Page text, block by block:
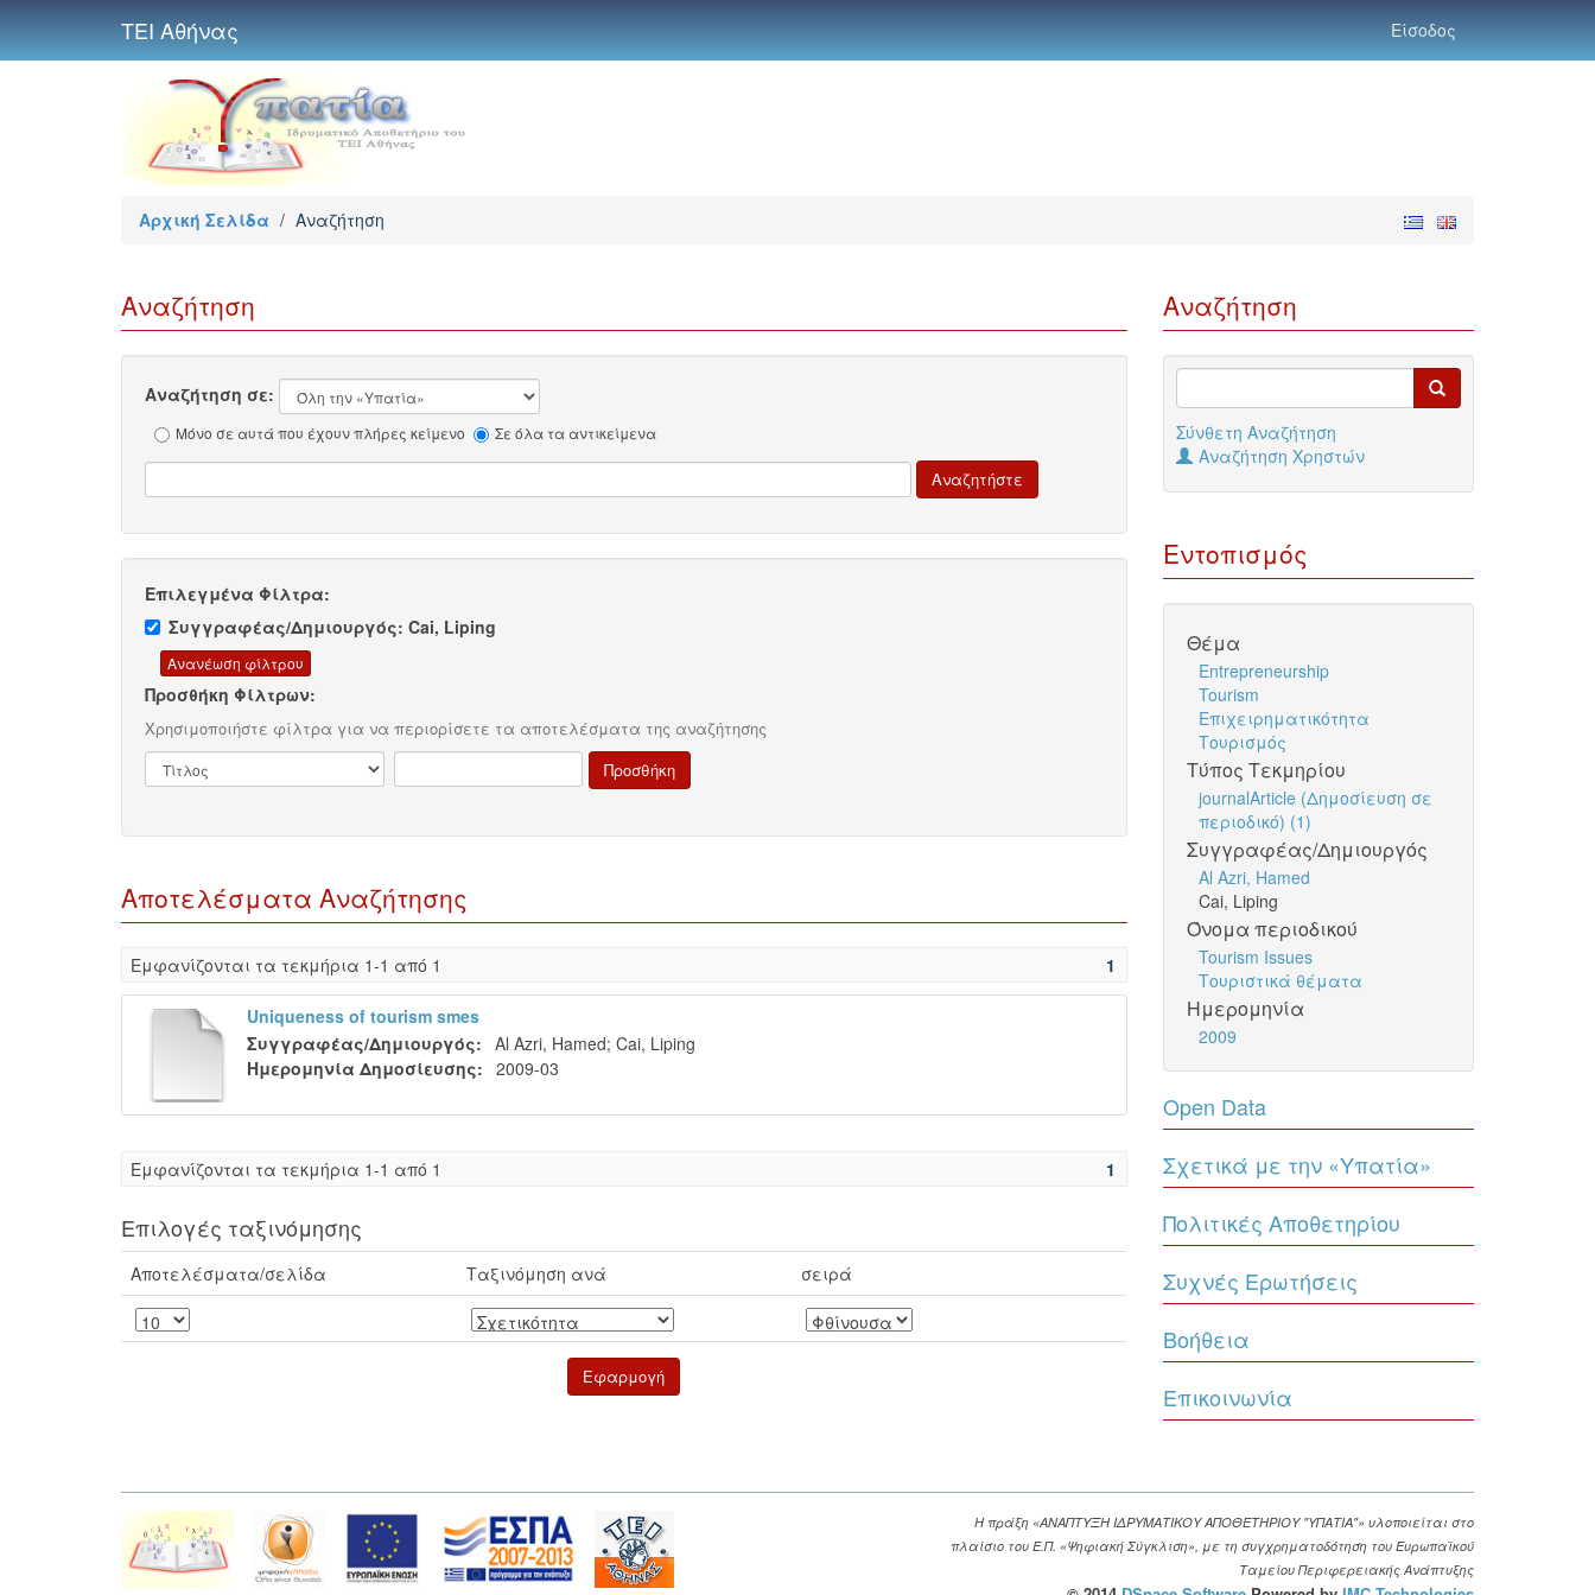
ΤΕΙ Αθήνας Είσοδος
Αρχική Σελίδα / Αναζήτηση
Αναζήτηση
Αναζήτηση σε:
Μόνο σε αυτά που έχουν πλήρες κείμενο Σε όλα τα αντικείμενα
Επιλεγμένα Φίλτρα:
Συγγραφέας/Δημιουργός: Cai, Liping
Προσθήκη Φίλτρων:
Χρησιμοποιήστε φίλτρα για να περιορίσετε τα αποτελέσματα της αναζήτησης
Αποτελέσματα Αναζήτησης
Eμφανίζονται τα τεκμήρια 1-1 από 1 1
Uniqueness of tourism smes
Συγγραφέας/Δημιουργός: Al Azri, Hamed; Cai, Liping
Ημερομηνία Δημοσίευσης: 2009-03
Eμφανίζονται τα τεκμήρια 1-1 από 1 1
Επιλογές ταξινόμησης
Αποτελέσματα/σελίδα Ταξινόμηση ανά σειρά
Αναζήτηση
Σύνθετη Αναζήτηση
Αναζήτηση Χρηστών
Εντοπισμός
Θέμα
Entrepreneurship
Tourism
Επιχειρηματικότητα
Τουρισμός
Τύπος Τεκμηρίου
journalArticle (Δημοσίευση σε
περιοδικό) (1)
Συγγραφέας/Δημιουργός
Al Azri, Hamed
Cai, Liping
Όνομα περιοδικού
Tourism Issues
Τουριστικά θέματα
Ημερομηνία
2009
Open Data
Σχετικά με την «Υπατία»
Πολιτικές Αποθετηρίου
Συχνές Ερωτήσεις
Βοήθεια
Επικοινωνία
Η πράξη «ΑΝΑΠΤΥΞΗ ΙΔΡΥΜΑΤΙΚΟΥ ΑΠΟΘΕΤΗΡΙΟΥ "ΥΠΑΤΙΑ"» υλοποιείται στο
πλαίσιο του Ε.Π. «Ψηφιακή Σύγκλιση», με τη συγχρηματοδότηση του Ευρωπαϊκού
Ταμείου Περιφερειακής Ανάπτυξης